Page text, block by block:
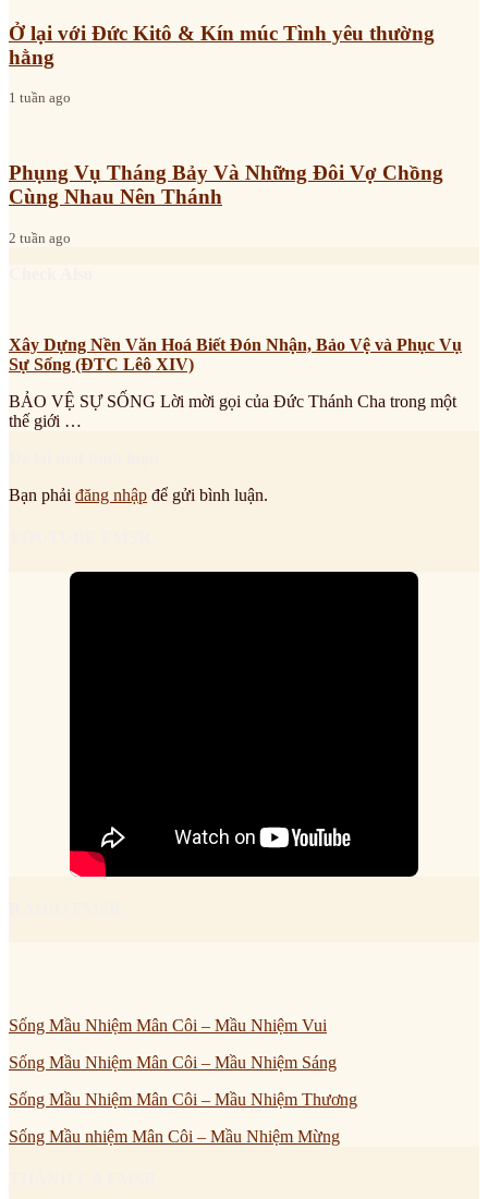
Ở lại với Đức Kitô & Kín múc Tình yêu thường
hằng
1 tuần ago
Phụng Vụ Tháng Bảy Và Những Đôi Vợ Chồng
Cùng Nhau Nên Thánh
2 tuần ago
Xây Dựng Nền Văn Hoá Biết Đón Nhận, Bảo Vệ và Phục Vụ
Sự Sống (ĐTC Lêô XIV)
BẢO VỆ SỰ SỐNG Lời mời gọi của Đức Thánh Cha trong một
thế giới …
Bạn phải đăng nhập để gửi bình luận.
Sống Mầu Nhiệm Mân Côi – Mầu Nhiệm Vui
Sống Mầu Nhiệm Mân Côi – Mầu Nhiệm Sáng
Sống Mầu Nhiệm Mân Côi – Mầu Nhiệm Thương
Sống Mầu nhiệm Mân Côi – Mầu Nhiệm Mừng